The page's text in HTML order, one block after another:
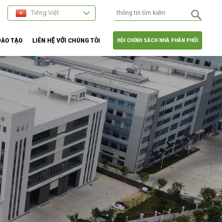
Tiếng Việt
HỎI CHÍNH SÁCH NHÀ PHÂN PHỐI
TẠO LIÊN HỆ VỚI CHÚNG TÔI